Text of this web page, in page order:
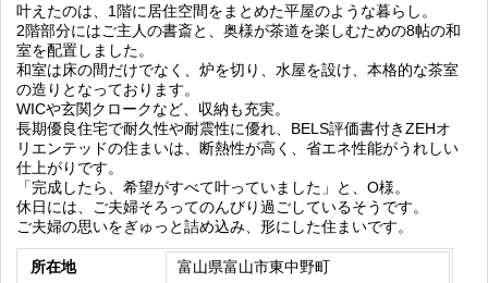
叶えたのは、1階に居住空間をまとめた平屋のような暮らし。
2階部分にはご主人の書斎と、奥様が茶道を楽しむための8帖の和
室を配置しました。
和室は床の間だけでなく、炉を切り、水屋を設け、本格的な茶室
の造りとなっております。
WICや玄関クロークなど、収納も充実。
長期優良住宅で耐久性や耐震性に優れ、BELS評価書付きZEHオ
リエンテッドの住まいは、断熱性が高く、省エネ性能がうれしい
仕上がりです。
「完成したら、希望がすべて叶っていました」と、O様。
休日には、ご夫婦そろってのんびり過ごしているそうです。
ご夫婦の思いをぎゅっと詰め込み、形にした住まいです。
所在地
富山県富山市東中野町